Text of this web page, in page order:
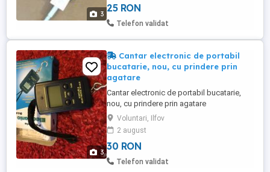
3 25 RON
Telefon validat
3
Cantar electronic de portabil
bucatarie, nou, cu prindere prin
agatare
Cantar electronic de portabil bucatarie,
nou, cu prindere prin agatare
Voluntari, Ilfov
2 august
30 RON
Telefon validat